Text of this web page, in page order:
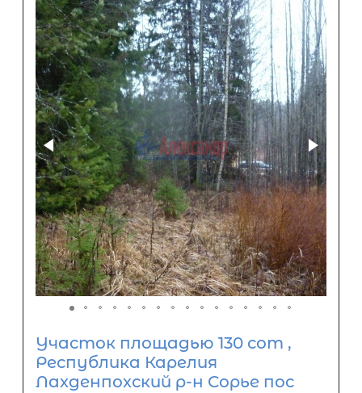
Участок площадью 130 сот ,
Республика Карелия
Лахденпохский р-н Сорье пос